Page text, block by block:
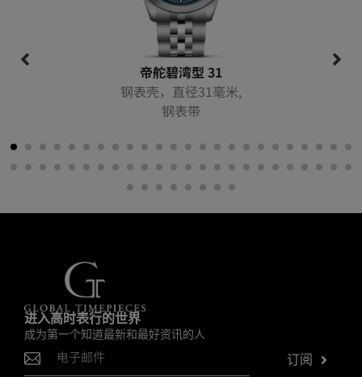
帝舵碧湾型 31
钢表壳，直径31毫米,
钢表带
进入高时表行的世界
成为第一个知道最新和最好资讯的人
订阅